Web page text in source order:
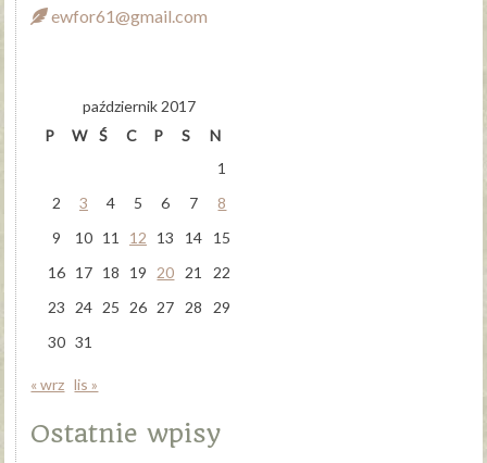
ewfor61@gmail.com
październik 2017
P
W Ś C P S
N
1
2
3 4 5 6 7
8
9
10 11 12 13 14
15
16 17 18 19 20 21
22
23
24 25 26 27 28
29
30 31
« wrz lis »
Ostatnie wpisy